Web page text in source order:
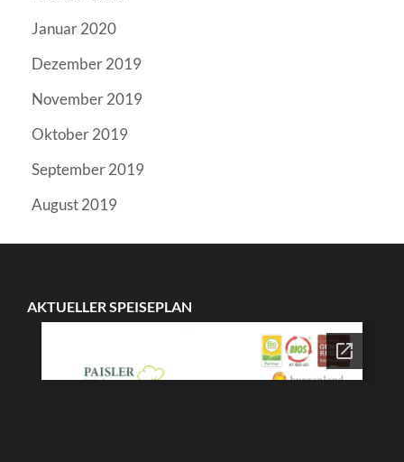
Januar 2020
Dezember 2019
November 2019
Oktober 2019
September 2019
August 2019
AKTUELLER SPEISEPLAN